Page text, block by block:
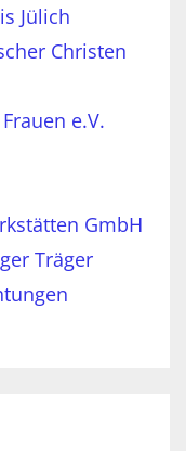
Jülich
Christen
e.V.
GmbH
Träger